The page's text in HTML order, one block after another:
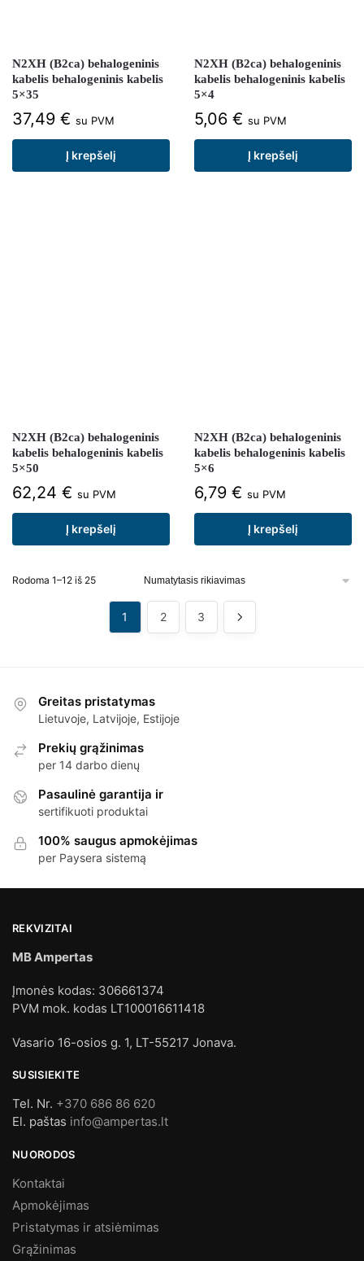
N2XH (B2ca) behalogeninis
kabelis behalogeninis kabelis
5×35
37,49 € su PVM
Į krepšelį
N2XH (B2ca) behalogeninis
kabelis behalogeninis kabelis
5×4
5,06 € su PVM
Į krepšelį
N2XH (B2ca) behalogeninis
kabelis behalogeninis kabelis
5×50
62,24 € su PVM
Į krepšelį
N2XH (B2ca) behalogeninis
kabelis behalogeninis kabelis
5×6
6,79 € su PVM
Į krepšelį
Rodoma 1–12 iš 25
1 2 3
Greitas pristatymas
Lietuvoje, Latvijoje, Estijoje
Prekių grąžinimas
per 14 darbo dienų
Pasaulinė garantija ir
sertifikuoti produktai
100% saugus apmokėjimas
per Paysera sistemą
REKVIZITAI
MB Ampertas
Įmonės kodas: 306661374
PVM mok. kodas LT100016611418
Vasario 16-osios g. 1, LT-55217 Jonava.
SUSISIEKITE
Tel. Nr. +370 686 86 620
El. paštas info@ampertas.lt
NUORODOS
Kontaktai
Apmokėjimas
Pristatymas ir atsiėmimas
Grąžinimas